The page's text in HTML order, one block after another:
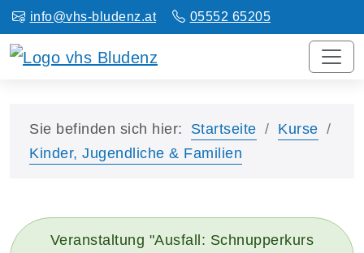
info@vhs-bludenz.at 05552 65205
Sie befinden sich hier: Startseite
Kurse
Kinder, Jugendliche & Familien
Veranstaltung "Ausfall: Schnupperkurs